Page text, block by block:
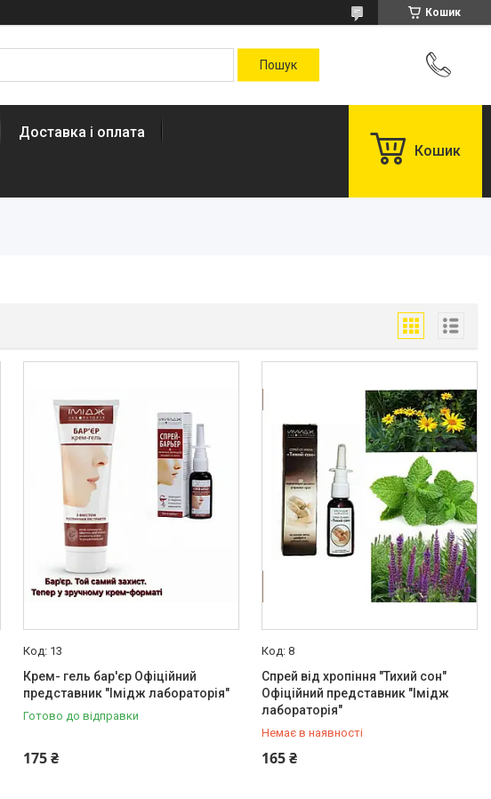
Кошик
Доставка і оплата
Кошик
13
Крем- гель бар'єр Офіційний
представник "Імідж лабораторія"
Готово до відправки
175 ₴
8
Спрей від хропіння "Тихий сон"
Офіційний представник "Імідж
лабораторія"
Немає в наявності
165 ₴
+380 (50) 579-79-28